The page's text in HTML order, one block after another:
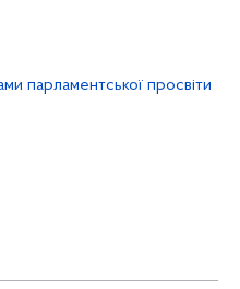
парламентської просвіти